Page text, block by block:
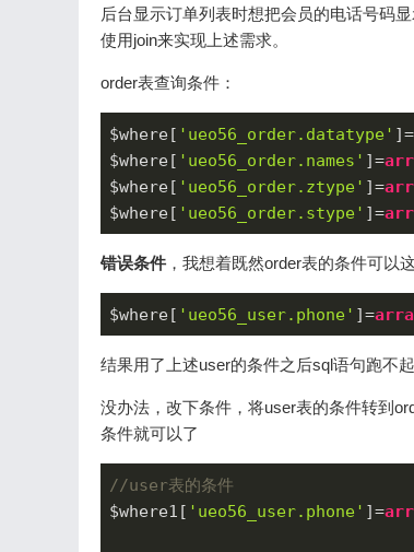
后台显示订单列表时想把会员的电话号码
使用join来实现上述需求。
order表查询条件：
$where[ 'ueo56_order.datatype' ]=
$where[ 'ueo56_order.names' ]=
$where[ 'ueo56_order.ztype' ]=
$where[ 'ueo56_order.stype' ]=
错误条件 ，我想着既然order表的条件可以
$where[ 'ueo56_user.phone' ]=
结果用了上述user的条件之后sql语句跑不
没办法，改下条件，将user表的条件转到
条件就可以了
//user表的条件
$where1[ 'ueo56_user.phone' ]=